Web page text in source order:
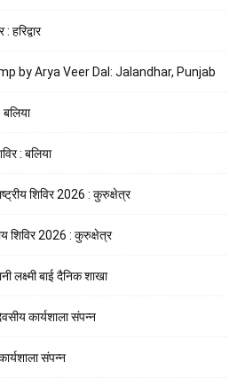
हरिद्वार
by Arya Veer Dal: Jalandhar, Punjab
बलिया
: बलिया
शिविर 2026 : कुरुक्षेत्र
शिविर 2026 : कुरुक्षेत्र
लक्ष्मी बाई दैनिक शाखा
कार्यशाला संपन्न
संपन्न